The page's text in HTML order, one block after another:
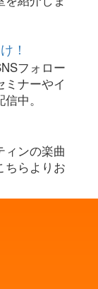
！
フォロー
ミナーやイ
中。
ィンの楽曲
ちらよりお